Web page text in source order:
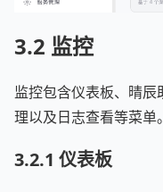
3.2 监控
监控包含仪表板、晴
理以及日志查看等菜单。
3.2.1 仪表板